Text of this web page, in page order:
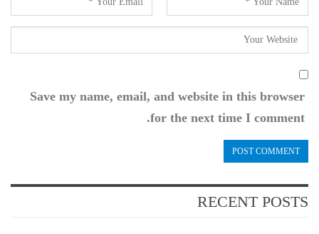
Save my name, email, and website in this browser
for the next time I comment.
RECENT POSTS